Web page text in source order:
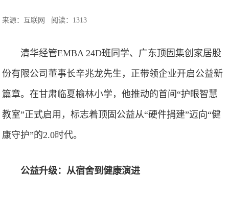
来源：互联网 阅读：1313
清华经管EMBA 24D班同学、广东顶固集创家居股
份有限公司董事长辛兆龙先生，正带领企业开启公益新
篇章。在甘肃临夏榆林小学，他推动的首间“护眼智慧
教室”正式启用，标志着顶固公益从“硬件捐建”迈向“健
康守护”的2.0时代。
公益升级：从宿舍到健康演进